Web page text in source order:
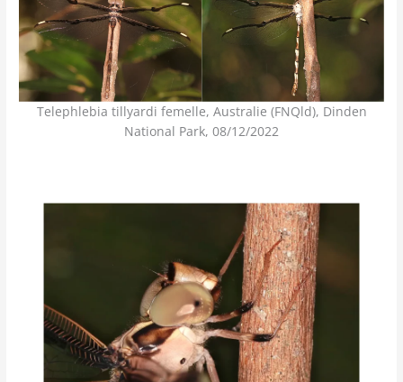
Telephlebia tillyardi femelle, Australie (FNQld), Dinden
National Park, 08/12/2022